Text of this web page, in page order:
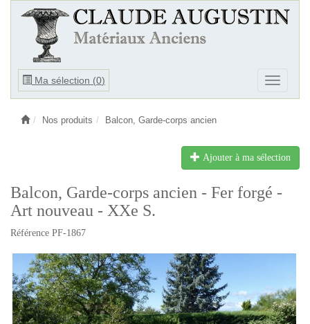
Ma sélection (0)
Ouvrir
Ouvrir
le
Nos produits Balcon, Garde-corps ancien
Ajouter à ma sélection
Balcon, Garde-corps ancien - Fer forgé -
Art nouveau - XXe S.
Référence PF-1867